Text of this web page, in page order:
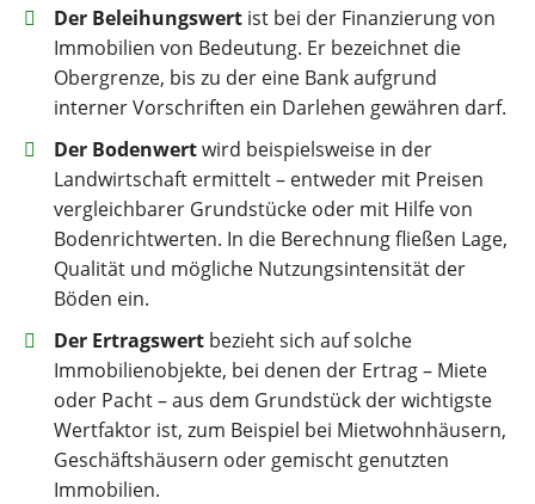
Der Beleihungswert ist bei der Finanzierung von
Immobilien von Bedeutung. Er bezeichnet die
Obergrenze, bis zu der eine Bank aufgrund
interner Vorschriften ein Darlehen gewähren darf.
Der Bodenwertwird beispielsweise in der
Landwirtschaft ermittelt – entweder mit Preisen
vergleichbarer Grundstücke oder mit Hilfe von
Bodenrichtwerten. In die Berechnung fließen Lage,
Qualität und mögliche Nutzungsintensität der
Böden ein.
Der Ertragswert bezieht sich auf solche
Immobilienobjekte, bei denen der Ertrag – Miete
oder Pacht – aus dem Grundstück der wichtigste
Wertfaktor ist, zum Beispiel bei Mietwohnhäusern,
Geschäftshäusern oder gemischt genutzten
Immobilien.